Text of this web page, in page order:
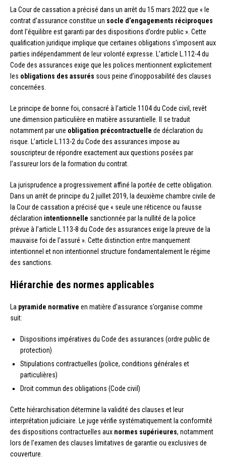
La Cour de cassation a précisé dans un arrêt du 15 mars 2022 que « le
contrat d’assurance constitue un socle d’engagements réciproques
dont l’équilibre est garanti par des dispositions d’ordre public ». Cette
qualification juridique implique que certaines obligations s’imposent aux
parties indépendamment de leur volonté expresse. L’article L.112-4 du
Code des assurances exige que les polices mentionnent explicitement
les obligations des assurés sous peine d’inopposabilité des clauses
concernées.
Le principe de bonne foi, consacré à l’article 1104 du Code civil, revêt
une dimension particulière en matière assurantielle. Il se traduit
notamment par une obligation précontractuelle de déclaration du
risque. L’article L.113-2 du Code des assurances impose au
souscripteur de répondre exactement aux questions posées par
l’assureur lors de la formation du contrat.
La jurisprudence a progressivement affiné la portée de cette obligation.
Dans un arrêt de principe du 2 juillet 2019, la deuxième chambre civile de
la Cour de cassation a précisé que « seule une réticence ou fausse
déclaration intentionnelle sanctionnée par la nullité de la police
prévue à l’article L.113-8 du Code des assurances exige la preuve de la
mauvaise foi de l’assuré ». Cette distinction entre manquement
intentionnel et non intentionnel structure fondamentalement le régime
des sanctions.
Hiérarchie des normes applicables
La pyramide normative en matière d’assurance s’organise comme
suit:
Dispositions impératives du Code des assurances (ordre public de
protection)
Stipulations contractuelles (police, conditions générales et
particulières)
Droit commun des obligations (Code civil)
Cette hiérarchisation détermine la validité des clauses et leur
interprétation judiciaire. Le juge vérifie systématiquement la conformité
des dispositions contractuelles aux normes supérieures, notamment
lors de l’examen des clauses limitatives de garantie ou exclusives de
couverture.